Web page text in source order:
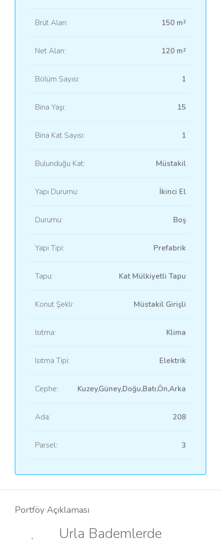
Brüt Alan: 150 m²
Net Alan: 120 m²
Bölüm Sayısı: 1
Bina Yaşı: 15
Bina Kat Sayısı: 1
Bulunduğu Kat: Müstakil
Yapı Durumu: İkinci El
Durumu: Boş
Yapı Tipi: Prefabrik
Tapu: Kat Mülkiyetli Tapu
Konut Şekli: Müstakil Girişli
Isıtma: Klima
Isıtma Tipi: Elektrik
Cephe: Kuzey,Güney,Doğu,Batı,Ön,Arka
Ada: 208
Parsel: 3
Portföy Açıklaması
Urla Bademlerde